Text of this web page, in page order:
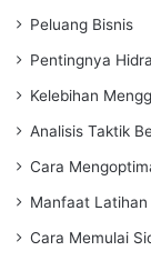
Peluang Bisnis
Pentingnya
Kelebihan
Analisis Taktik
Cara
Manfaat Latihan
Cara Memulai